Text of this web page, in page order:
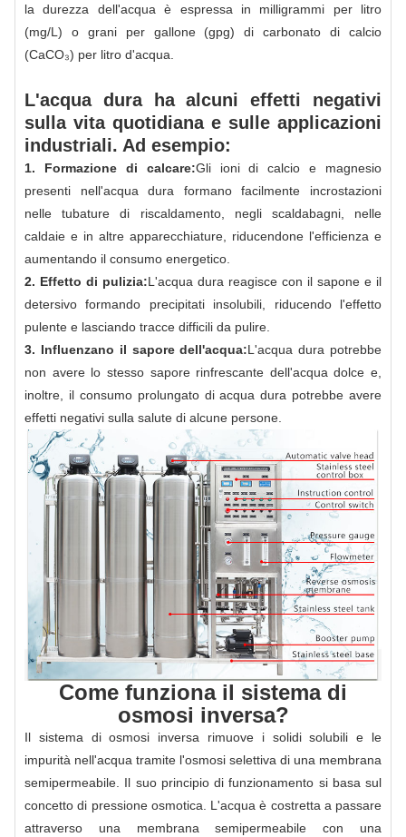
la durezza dell'acqua è espressa in milligrammi per litro
(mg/L) o grani per gallone (gpg) di carbonato di calcio
(CaCO₃) per litro d'acqua.
L'acqua dura ha alcuni effetti negativi
sulla vita quotidiana e sulle applicazioni
industriali. Ad esempio:
1. Formazione di calcare:Gli ioni di calcio e magnesio
presenti nell'acqua dura formano facilmente incrostazioni
nelle tubature di riscaldamento, negli scaldabagni, nelle
caldaie e in altre apparecchiature, riducendone l'efficienza e
aumentando il consumo energetico.
2. Effetto di pulizia:L'acqua dura reagisce con il sapone e il
detersivo formando precipitati insolubili, riducendo l'effetto
pulente e lasciando tracce difficili da pulire.
3. Influenzano il sapore dell'acqua:L'acqua dura potrebbe
non avere lo stesso sapore rinfrescante dell'acqua dolce e,
inoltre, il consumo prolungato di acqua dura potrebbe avere
effetti negativi sulla salute di alcune persone.
Come funziona il sistema di
osmosi inversa?
Il sistema di osmosi inversa rimuove i solidi solubili e le
impurità nell'acqua tramite l'osmosi selettiva di una membrana
semipermeabile. Il suo principio di funzionamento si basa sul
concetto di pressione osmotica. L'acqua è costretta a passare
attraverso una membrana semipermeabile con una